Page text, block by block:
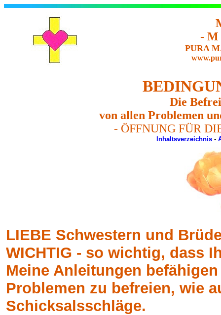
- M
PURA
Die
von allen Problemen
- ÖFFNUNG FÜR
Inhaltsverzeichnis -
LIEBE Schwestern und
WICHTIG - so wichtig, dass
Meine Anleitungen
Problemen zu befreien, wie
Schicksalsschläge.